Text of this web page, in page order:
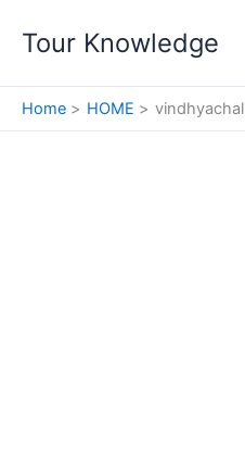
Tour Knowledge
Home HOME